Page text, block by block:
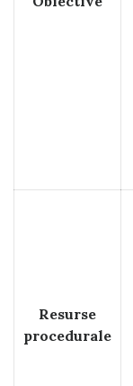
Resurse
procedurale